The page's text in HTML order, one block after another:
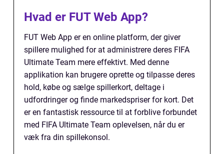
Hvad er FUT Web App?
FUT Web App er en online platform, der giver
spillere mulighed for at administrere deres FIFA
Ultimate Team mere effektivt. Med denne
applikation kan brugere oprette og tilpasse deres
hold, købe og sælge spillerkort, deltage i
udfordringer og finde markedspriser for kort. Det
er en fantastisk ressource til at forblive forbundet
med FIFA Ultimate Team oplevelsen, når du er
væk fra din spillekonsol.